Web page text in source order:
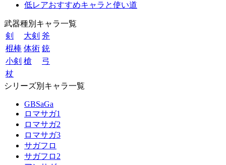
低レアおすすめキャラと使い道
武器種別キャラ一覧
剣
大剣 斧
棍棒 体術 銃
小剣 槍
弓
杖
シリーズ別キャラ一覧
GBSaGa
ロマサガ1
ロマサガ2
ロマサガ3
サガフロ
サガフロ2